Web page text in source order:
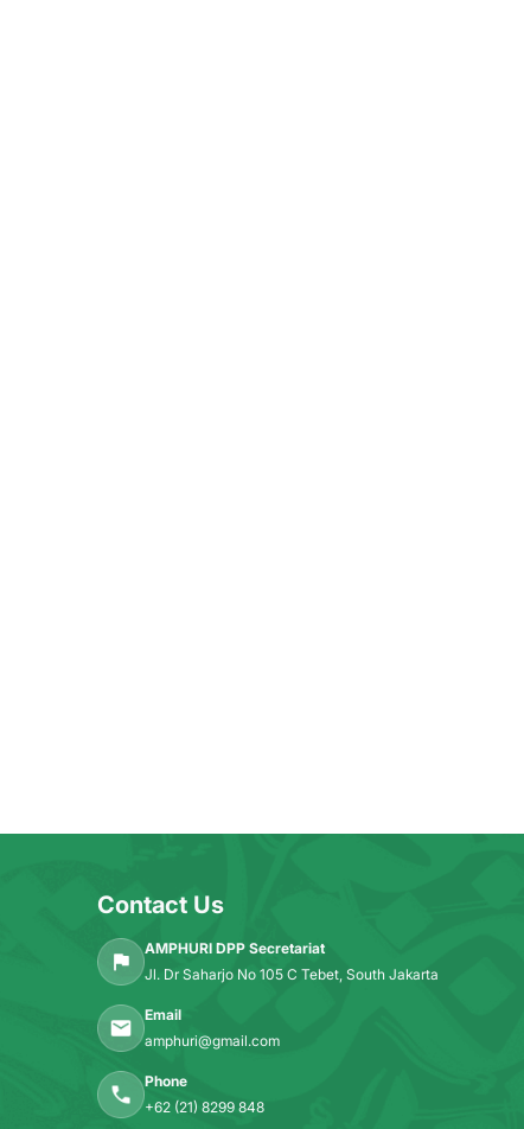
Contact Us
AMPHURI DPP Secretariat
Jl. Dr Saharjo No 105 C Tebet, South Jakarta
Email
amphuri@gmail.com
Phone
+62 (21) 8299 848